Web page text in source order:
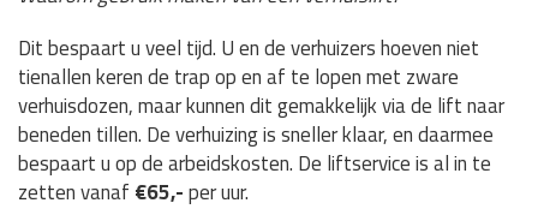
Dit bespaart u veel tijd. U en de verhuizers hoeven niet
tienallen keren de trap op en af te lopen met zware
verhuisdozen, maar kunnen dit gemakkelijk via de lift naar
beneden tillen. De verhuizing is sneller klaar, en daarmee
bespaart u op de arbeidskosten. De liftservice is al in te
zetten vanaf €65,-per uur.